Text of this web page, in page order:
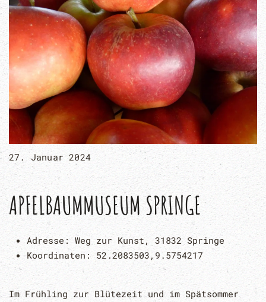
27. Januar 2024
APFELBAUMMUSEUM SPRINGE
Adresse: Weg zur Kunst, 31832 Springe
Koordinaten: 52.2083503,9.5754217
Im Frühling zur Blütezeit und im Spätsommer